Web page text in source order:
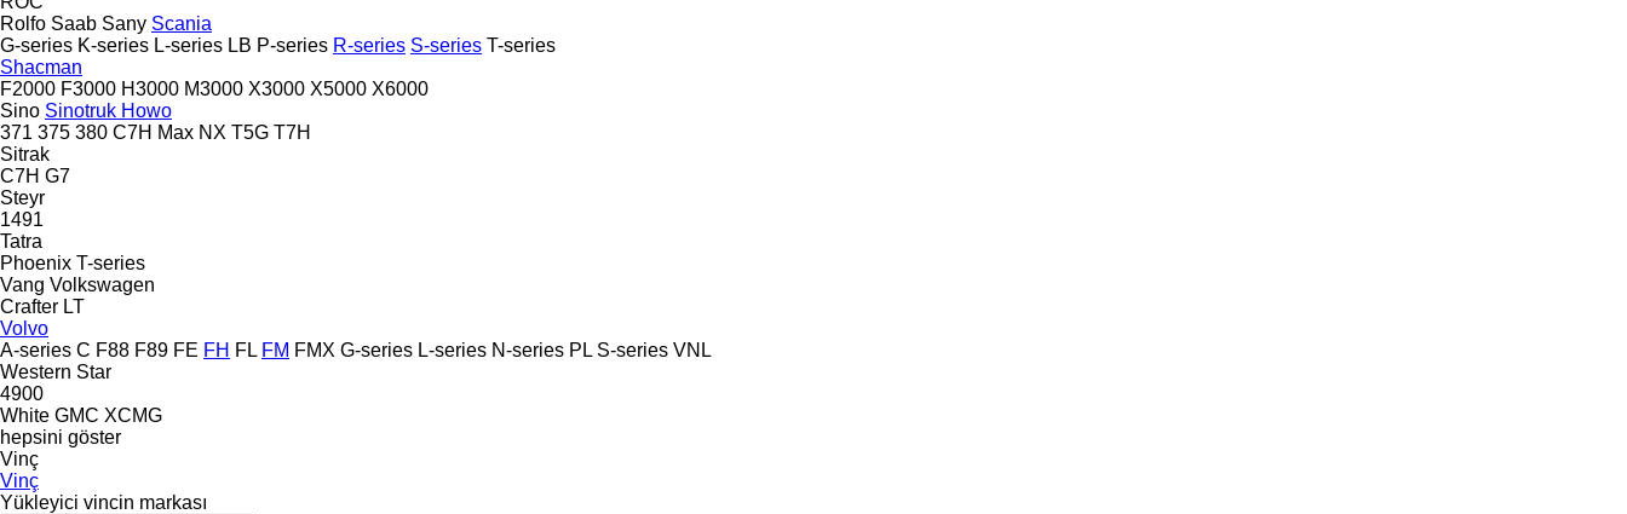
Rolfo Saab Sany Scania
G-series K-series L-series LB P-series R-series S-series T-series
Shacman
F2000 F3000 H3000 M3000 X3000 X5000 X6000
Sino Sinotruk Howo
371 375 380 C7H Max NX T5G T7H
Sitrak
C7H G7
Steyr
1491
Tatra
Phoenix T-series
Vang Volkswagen
Crafter LT
Volvo
A-series C F88 F89 FE FH FL FM FMX G-series L-series N-series PL S-series VNL
Western Star
4900
White GMC XCMG
hepsini göster
Vinç
Vinç
Yükleyici vincin markası